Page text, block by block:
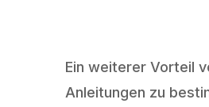
Ein weiterer Vorteil
Anleitungen zu